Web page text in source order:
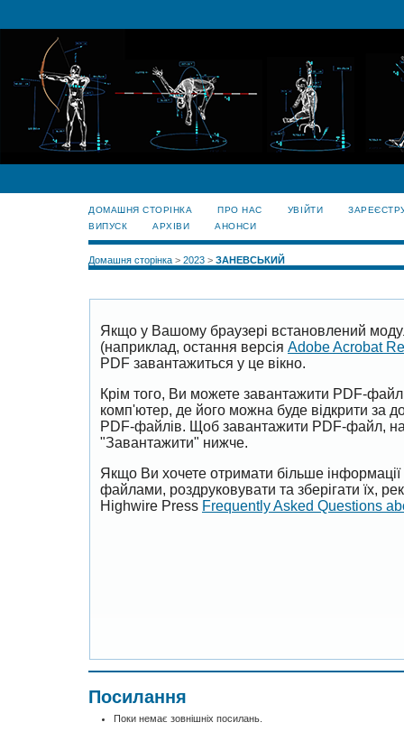
ДОМАШНЯ СТОРІНКА ПРО НАС УВІЙТИ
ВИПУСК
АРХІВИ АНОНСИ
Домашня сторінка > 2023 > ЗАНЕВСЬКИЙ
Якщо у Вашому браузері встановлений
(наприклад, остання версія Adobe Acrobat
PDF завантажиться у це вікно.
Крім того, Ви можете завантажити PDF-
комп'ютер, де його можна буде відкрити за
PDF-файлів. Щоб завантажити PDF-файл,
"Завантажити" нижче.
Якщо Ви хочете отримати більше
файлами, роздруковувати та зберігати їх,
Highwire Press Frequently Asked Questions
Посилання
Поки немає зовнішніх посилань.